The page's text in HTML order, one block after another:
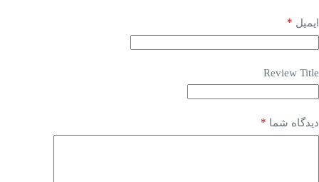
ایمیل *
Review Title
دیدگاه شما *